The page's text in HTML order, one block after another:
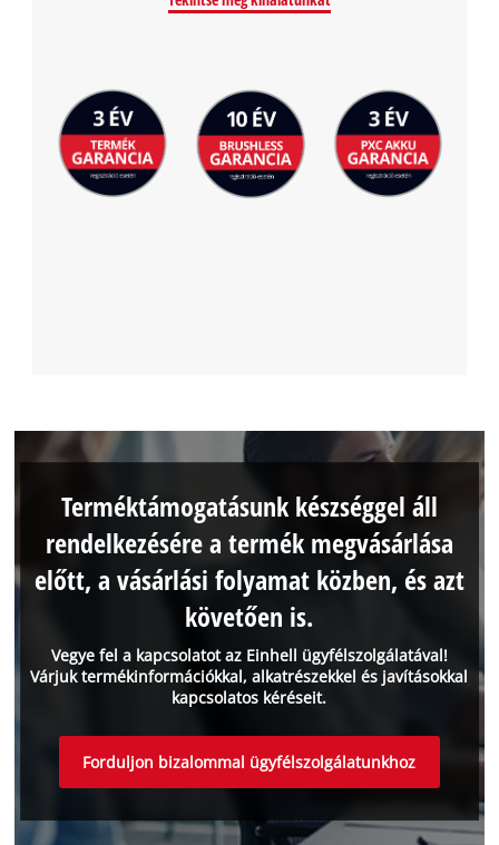
Vegye fel a kapcsolatot az Einhell ügyfélszolgálatával!
Várjuk termékinformációkkal, alkatrészekkel és javításokkal
kapcsolatos kéréseit.
Terméktámogatásunk készséggel áll
rendelkezésére a termék megvásárlása
előtt, a vásárlási folyamat közben, és azt
követően is.
Forduljon bizalommal ügyfélszolgálatunkhoz